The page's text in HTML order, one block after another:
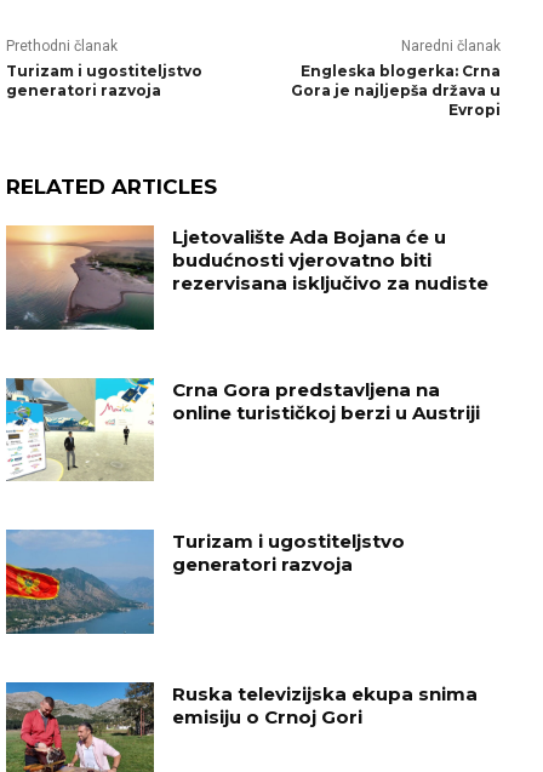
Prethodni članak
Turizam i ugostiteljstvo
generatori razvoja
Naredni članak
Engleska blogerka: Crna
Gora je najljepša država u
Evropi
RELATED ARTICLES
Ljetovalište Ada Bojana će u
budućnosti vjerovatno biti
rezervisana isključivo za nudiste
Crna Gora predstavljena na
online turističkoj berzi u Austriji
Turizam i ugostiteljstvo
generatori razvoja
Ruska televizijska ekupa snima
emisiju o Crnoj Gori